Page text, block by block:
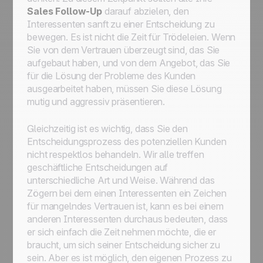
Sales Follow-Up darauf abzielen, den
Interessenten sanft zu einer Entscheidung zu
bewegen. Es ist nicht die Zeit für Trödeleien. Wenn
Sie von dem Vertrauen überzeugt sind, das Sie
aufgebaut haben, und von dem Angebot, das Sie
für die Lösung der Probleme des Kunden
ausgearbeitet haben, müssen Sie diese Lösung
mutig und aggressiv präsentieren.
Gleichzeitig ist es wichtig, dass Sie den
Entscheidungsprozess des potenziellen Kunden
nicht respektlos behandeln. Wir alle treffen
geschäftliche Entscheidungen auf
unterschiedliche Art und Weise. Während das
Zögern bei dem einen Interessenten ein Zeichen
für mangelndes Vertrauen ist, kann es bei einem
anderen Interessenten durchaus bedeuten, dass
er sich einfach die Zeit nehmen möchte, die er
braucht, um sich seiner Entscheidung sicher zu
sein. Aber es ist möglich, den eigenen Prozess zu